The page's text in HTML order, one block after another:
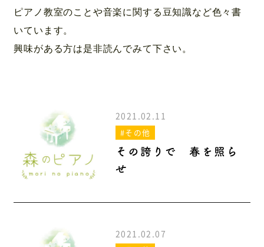
ピアノ教室のことや音楽に関する豆知識など色々書
いています。
興味がある方は是非読んでみて下さい。
2021.02.11
#その他
その誇りで 春を照ら
せ
2021.02.07